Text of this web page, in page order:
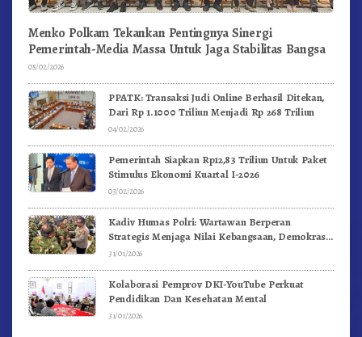
Menko Polkam Tekankan Pentingnya Sinergi
Pemerintah-Media Massa Untuk Jaga Stabilitas Bangsa
05/02/2026
PPATK: Transaksi Judi Online Berhasil Ditekan,
Dari Rp 1.1000 Triliun Menjadi Rp 268 Triliun
04/02/2026
Pemerintah Siapkan Rp12,83 Triliun Untuk Paket
Stimulus Ekonomi Kuartal I-2026
03/02/2026
Kadiv Humas Polri: Wartawan Berperan
Strategis Menjaga Nilai Kebangsaan, Demokrasi,
dan NKRI
31/01/2026
Kolaborasi Pemprov DKI-YouTube Perkuat
Pendidikan Dan Kesehatan Mental
31/01/2026